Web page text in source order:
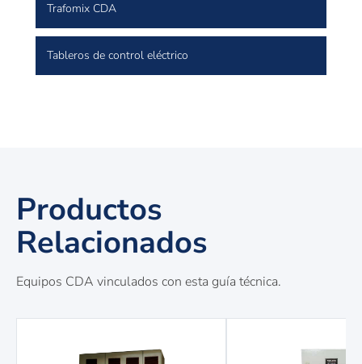
Trafomix CDA
Tableros de control eléctrico
Productos
Relacionados
Equipos CDA vinculados con esta guía técnica.